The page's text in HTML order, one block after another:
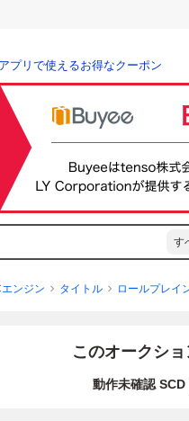
プリで使えるお得なクーポン
す
ンジン タイトル ロールプレイ
このオークシ
動作未確認